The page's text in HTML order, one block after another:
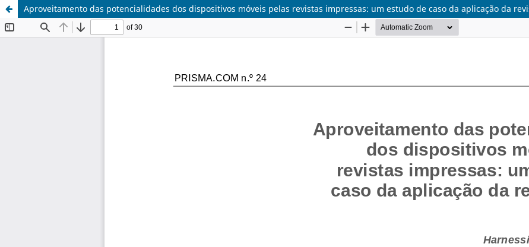
Aproveitamento das potencialidades dos dispositivos móveis pelas revistas impressas: um estudo de caso da aplicação da